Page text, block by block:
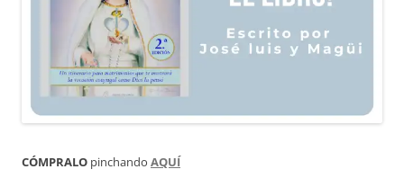
CÓMPRALO pinchando AQUÍ